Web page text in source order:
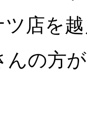
ツ店を
んの方